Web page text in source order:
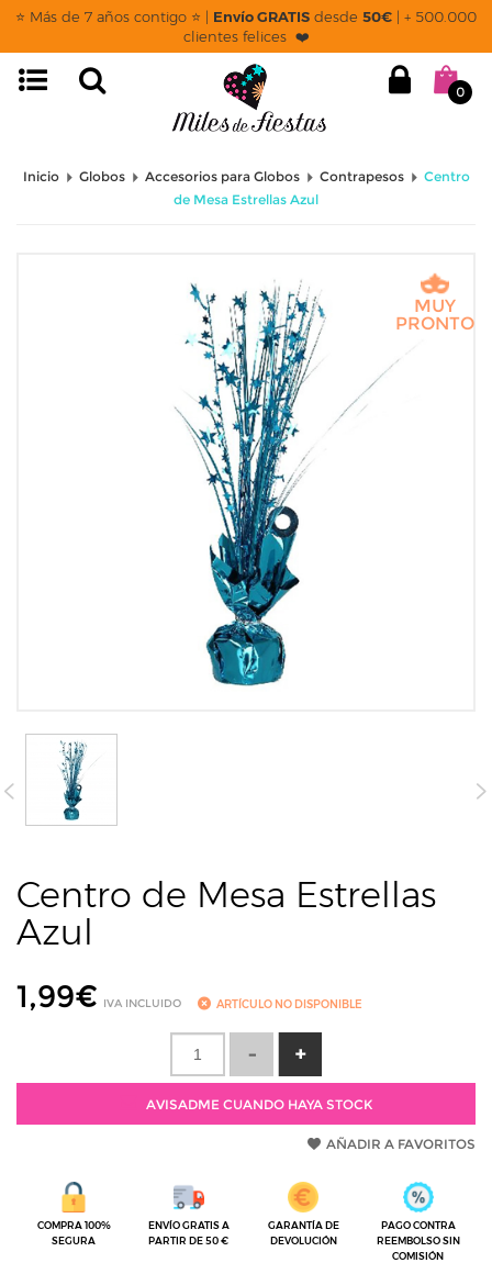
⭐ Más de 7 años contigo ⭐ | Envío GRATIS desde 50€ | + 500.000
clientes felices ❤️
0
Inicio Globos Accesorios para Globos Contrapesos
Centro
de Mesa Estrellas Azul
MUY
PRONTO
Centro de Mesa Estrellas
Azul
1,99€ IVA INCLUIDO ARTÍCULO NO DISPONIBLE
AVISADME CUANDO HAYA STOCK
AÑADIR A FAVORITOS
COMPRA 100%
SEGURA
ENVÍO GRATIS A
PARTIR DE 50 €
GARANTÍA DE
DEVOLUCIÓN
PAGO CONTRA
REEMBOLSO SIN
COMISIÓN